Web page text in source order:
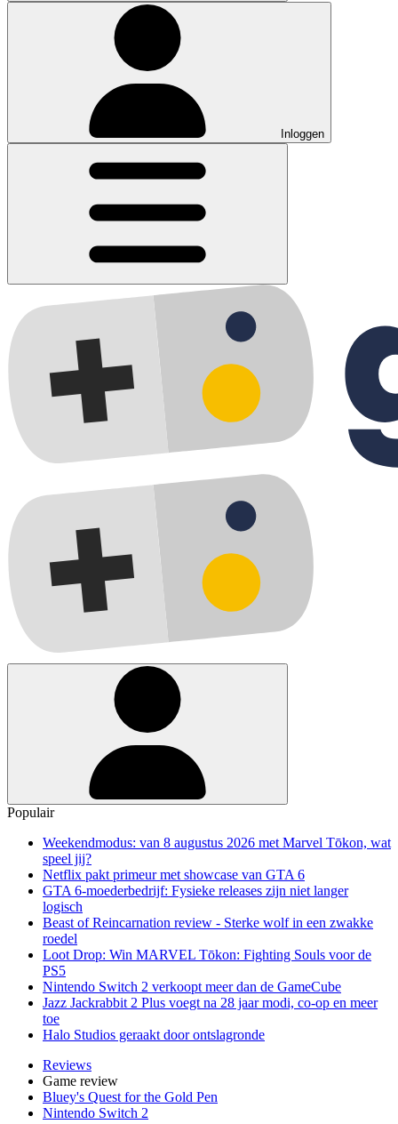
Inloggen
Populair
Weekendmodus: van 8 augustus 2026 met Marvel Tōkon, wat
speel jij?
Netflix pakt primeur met showcase van GTA 6
GTA 6-moederbedrijf: Fysieke releases zijn niet langer
logisch
Beast of Reincarnation review - Sterke wolf in een zwakke
roedel
Loot Drop: Win MARVEL Tōkon: Fighting Souls voor de
PS5
Nintendo Switch 2 verkoopt meer dan de GameCube
Jazz Jackrabbit 2 Plus voegt na 28 jaar modi, co-op en meer
toe
Halo Studios geraakt door ontslagronde
Reviews
Game review
Bluey's Quest for the Gold Pen
Nintendo Switch 2